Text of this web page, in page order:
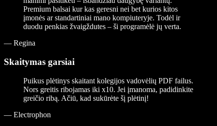
Premium balsai kur kas geresni nei bet kurios kitos
įmonės ar standartiniai mano kompiuteryje. Todėl ir
duodu penkias žvaigždutes – ši programėlė jų verta.
— Regina
Skaitymas garsiai
Puikus plėtinys skaitant kolegijos vadovėlių PDF failus.
Nors greitis ribojamas iki x10. Jei įmanoma, padidinkite
greičio ribą. Ačiū, kad sukūrėte šį plėtinį!
— Electrophon